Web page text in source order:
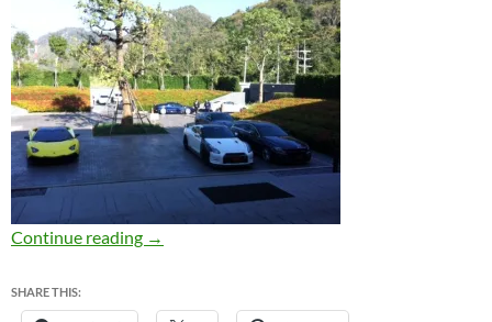
Continue reading อิงแอบในอ้อมกอดของเขาใหญ่ ที่โรงแรมเอส
→
SHARE THIS: